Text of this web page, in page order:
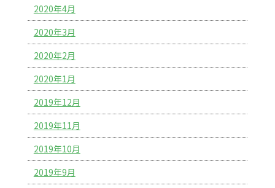
2020年4月
2020年3月
2020年2月
2020年1月
2019年12月
2019年11月
2019年10月
2019年9月